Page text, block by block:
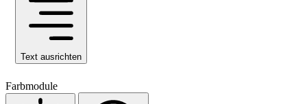
Text ausrichten
Farbmodule